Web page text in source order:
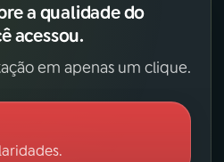
a qualidade do
acessou.
em apenas um clique.